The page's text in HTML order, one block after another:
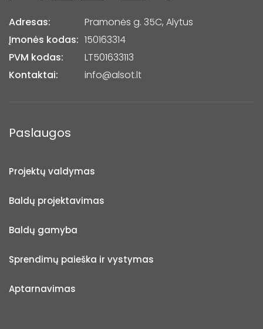
Adresas:
Pramonės g. 35C, Alytus
Įmonės kodas: 150163314
PVM kodas:
LT501633113
Kontaktai:
info@alsot.lt
Paslaugos
Projektų valdymas
Baldų projektavimas
Baldų gamyba
Sprendimų paieška ir vystymas
Aptarnavimas